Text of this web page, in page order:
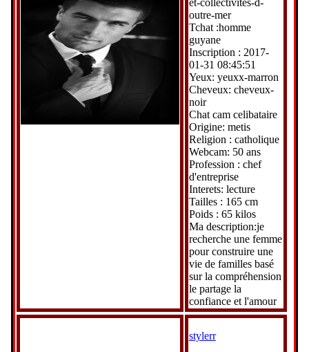
outre-mer
Tchat :homme
guyane
Inscription : 2017-
01-31 08:45:51
Yeux: yeuxx-marron
Cheveux: cheveux-
noir
Chat cam celibataire
Origine: metis
Religion : catholique
Webcam: 50 ans
Profession : chef
d'entreprise
Interets: lecture
Tailles : 165 cm
Poids : 65 kilos
Ma description:je
recherche une femme
pour construire une
vie de familles basé
sur la compréhension
le partage la
confiance et l'amour
stylerr